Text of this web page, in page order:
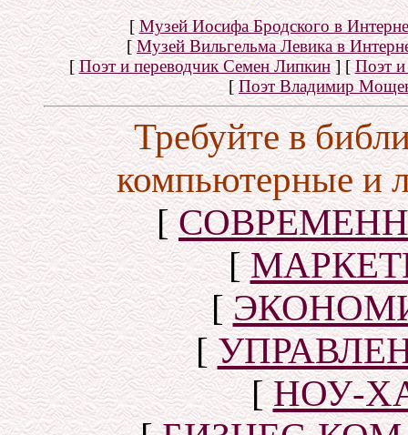
[Музей Иосифа Бродского в
[Музей Вильгельма Левика в
[Поэт и переводчик Семен Липкин] [Поэт и
[Поэт Владимир
Требуйте в
компьютерные и
[
[
[
[
[НОУ-